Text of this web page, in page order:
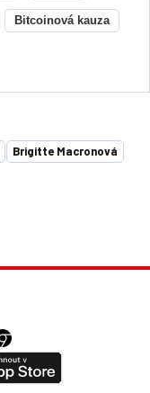
Bitcoinová kauza
Brigitte Macronová